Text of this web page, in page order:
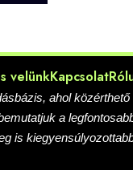
velünkKapcsolat
ahol
a
is